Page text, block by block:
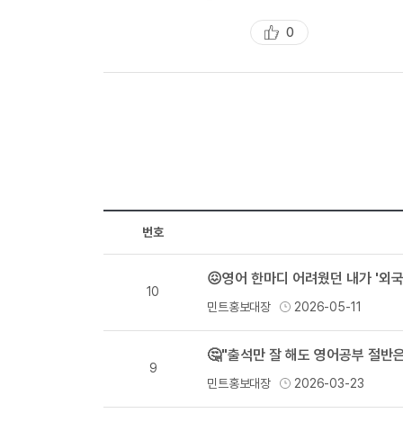
추
천
0
번호
10
😖영어 한마디 어려웠던 내가 '외
민트홍보대장 2026-05-11
9
🤔"출석만 잘 해도 영어공부 절반
민트홍보대장 2026-03-23